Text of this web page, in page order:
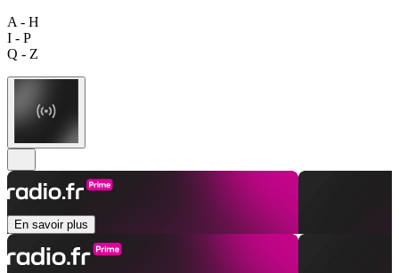
A - H
I - P
Q - Z
En savoir plus